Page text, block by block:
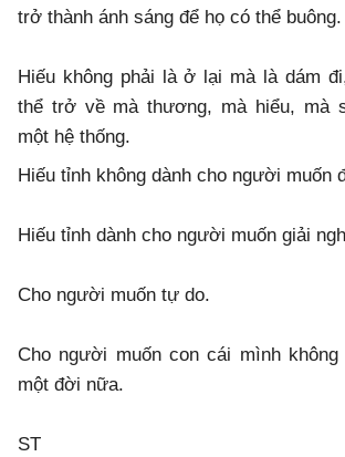
trở thành ánh sáng để họ có thể buông.
Hiếu không phải là ở lại mà là dám
thể trở về mà thương, mà hiểu, mà
một hệ thống.
Hiếu tỉnh không dành cho người muốn
Hiếu tỉnh dành cho người muốn giải
Cho người muốn tự do.
Cho người muốn con cái mình không
một đời nữa.
ST